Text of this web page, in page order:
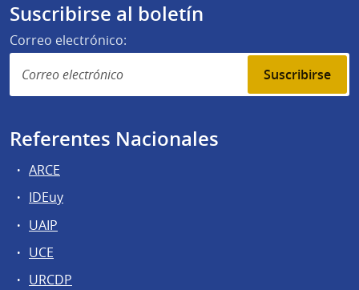
Suscribirse al boletín
Correo electrónico:
Suscribirse
Referentes Nacionales
ARCE
IDEuy
UAIP
UCE
URCDP